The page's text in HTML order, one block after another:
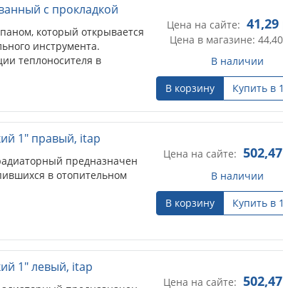
с прокладкой
который открывается
инструмента.
теплоносителя в
Цена на сайте: 41,29
Цена в магазине: 44,40
В наличии
В корзину
Купить в
1" правый, itap
предназначен
в отопительном
Цена на сайте: 502,47
В наличии
В корзину
Купить в
1" левый, itap
Цена на сайте: 502,47